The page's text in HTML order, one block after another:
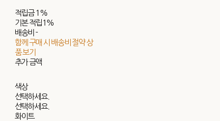
적립금 1%
기본 적립1%
배송비-
함께 구매 시 배송비 절약 상
품 보기
추가 금액
색상
선택하세요.
선택하세요.
화이트